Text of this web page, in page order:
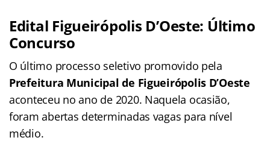
Edital Figueirópolis D’Oeste: Último
Concurso
O último processo seletivo promovido pela
Prefeitura Municipal de Figueirópolis D’Oeste
aconteceu no ano de 2020. Naquela ocasião,
foram abertas determinadas vagas para nível
médio.